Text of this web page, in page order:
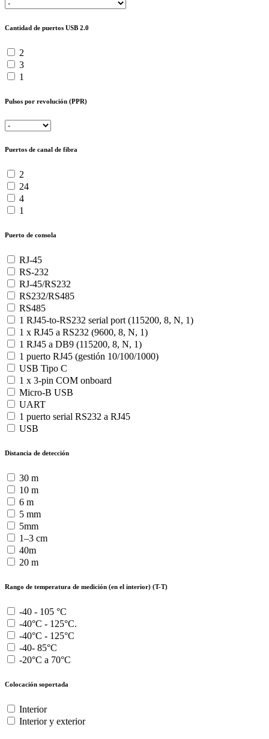
Cantidad de puertos USB 2.0
2
3
1
Pulsos por revolución (PPR)
Puertos de canal de fibra
2
24
4
1
Puerto de consola
RJ-45
RS-232
RJ-45/RS232
RS232/RS485
RS485
1 RJ45-to-RS232 serial port (115200, 8, N, 1)
1 x RJ45 a RS232 (9600, 8, N, 1)
1 RJ45 a DB9 (115200, 8, N, 1)
1 puerto RJ45 (gestión 10/100/1000)
USB Tipo C
1 x 3-pin COM onboard
Micro-B USB
UART
1 puerto serial RS232 a RJ45
USB
Distancia de detección
30 m
10 m
6 m
5 mm
5mm
1–3 cm
40m
20 m
Rango de temperatura de medición (en el interior) (T-T)
-40 - 105 °C
-40°C - 125°C.
-40°C - 125°C
-40- 85°C
-20°C a 70°C
Colocación soportada
Interior
Interior y exterior